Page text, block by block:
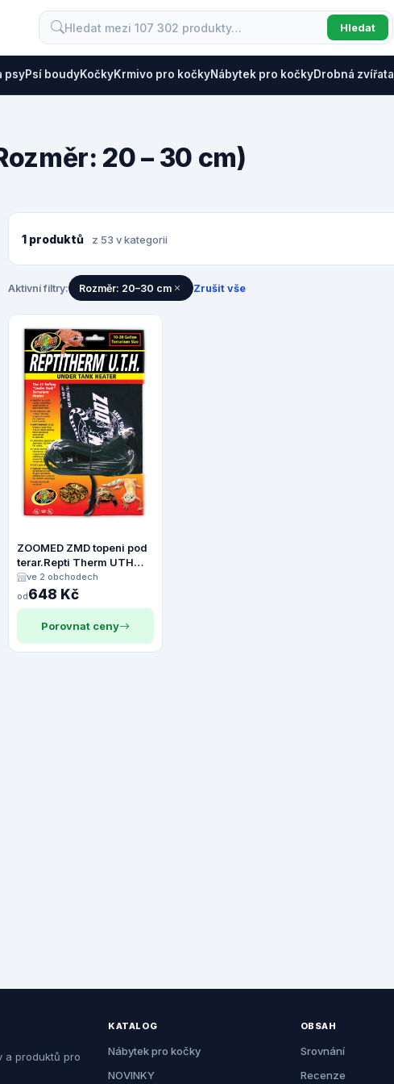
Hledat
psyPsí boudyKočkyKrmivo pro kočkyNábytek pro kočkyDrobná zvířata
20 – 30 cm)
1 produktů z 53 v kategorii
Aktivní filtry: Rozměr: 20–30 cm Zrušit vše
ZOOMED ZMD topeni pod
terar.Repti Therm UTH
38-75L 15x20cm
ve 2 obchodech
od648 Kč
Porovnat ceny
a produktů pro
KATALOG
Nábytek pro kočky
NOVINKY
OBSAH
Srovnání
Recenze